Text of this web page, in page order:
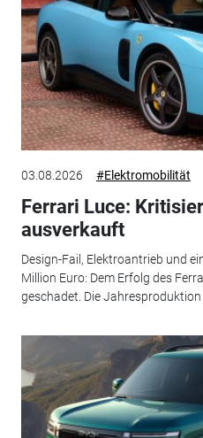
03.08.2026 #Elektromobilität
Ferrari Luce:
ausverkauft
Design-Fail, Elektroantrieb und
Million Euro: Dem Erfolg des
geschadet. Die